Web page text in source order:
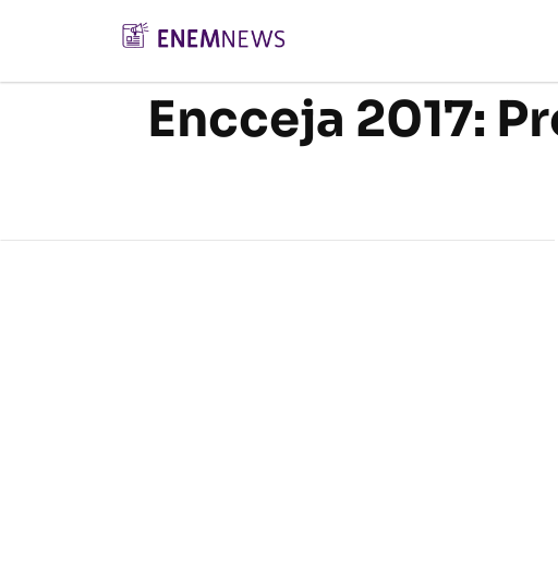
Encceja 2017: